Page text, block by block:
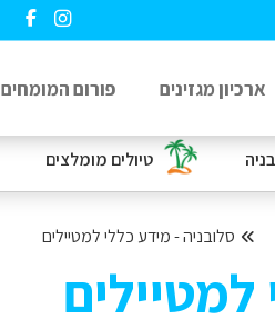
טיולים מומלצים
ארכיון מגזינים פורום המומחים
סלובניה - מידע כללי למטיילים